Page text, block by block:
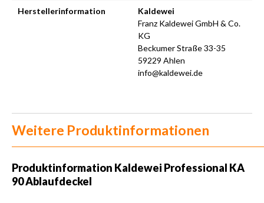
Herstellerinformation
Kaldewei
Franz Kaldewei GmbH & Co.
KG
Beckumer Straße 33-35
59229 Ahlen
info@kaldewei.de
Weitere Produktinformationen
Produktinformation Kaldewei Professional KA
90 Ablaufdeckel